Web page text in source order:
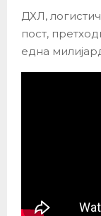
ДХЛ,
пост,
една